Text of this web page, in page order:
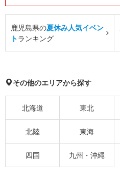
鹿児島県の夏休み人気イベン
トランキング
その他のエリアから探す
北海道 東北
北陸 東海
四国 九州・沖縄